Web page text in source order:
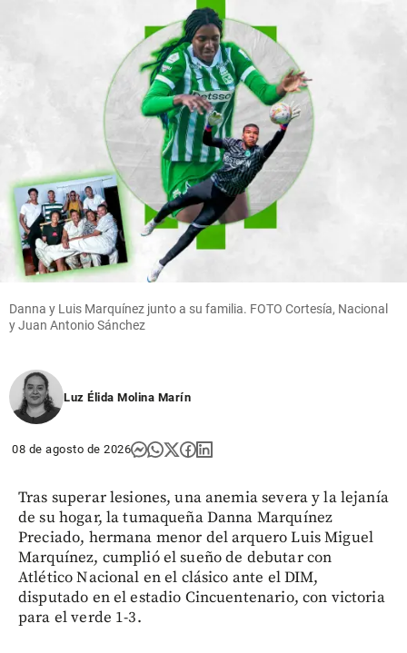
Danna y Luis Marquínez junto a su familia. FOTO Cortesía, Nacional
y Juan Antonio Sánchez
Luz Élida Molina Marín
08 de agosto de 2026
Tras superar lesiones, una anemia severa y la lejanía
de su hogar, la tumaqueña Danna Marquínez
Preciado, hermana menor del arquero Luis Miguel
Marquínez, cumplió el sueño de debutar con
Atlético Nacional en el clásico ante el DIM,
disputado en el estadio Cincuentenario, con victoria
para el verde 1-3.